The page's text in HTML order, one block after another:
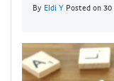
By Eldi Y Posted on 30